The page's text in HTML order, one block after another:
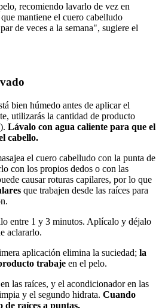
recomiendo lavarlo de vez en
mantiene el cuero cabelludo
de veces a la semana", sugiere el
bien húmedo antes de aplicar el
utilizarás la cantidad de producto
Lávalo con agua caliente para que el
cabello.
el cuero cabelludo con la punta de
con los propios dedos o con las
causar roturas capilares, por lo que
que trabajen desde las raíces para
entre 1 y 3 minutos. Aplícalo y déjalo
aclararlo.
aplicación elimina la suciedad; la
trabaje en el pelo.
las raíces, y el acondicionador en las
y el segundo hidrata. Cuando
de raíces a puntas.